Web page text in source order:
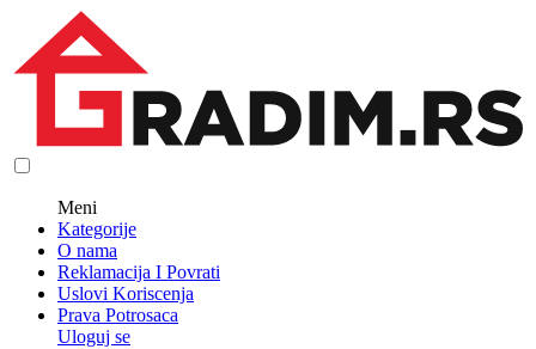
Meni
Kategorije
O nama
Reklamacija I Povrati
Uslovi Koriscenja
Prava Potrosaca
Uloguj se